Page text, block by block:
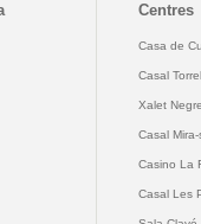
Centres
Casa de
Casal
Xalet Negre
Casal Mira-
Casino La
Casal Les